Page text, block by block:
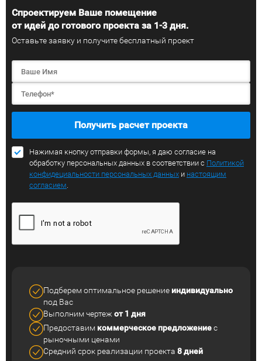
Спроектируем Ваше помещение
от идей до готового проекта за 1-3 дня.
Оставьте заявку и получите бесплатный проект
Получить расчет проекта
Нажимая кнопку отправки формы, я даю согласие на
обработку персональных данных в соответствии с Политикой
конфидециальности персональных данных и настоящим
согласием.
Подберем оптимальное решение индивидуально
под Вас
Выполним чертежот 1 дня
Предоставим коммерческое предложениес
рыночными ценами
Средний срок реализации проекта 8 дней